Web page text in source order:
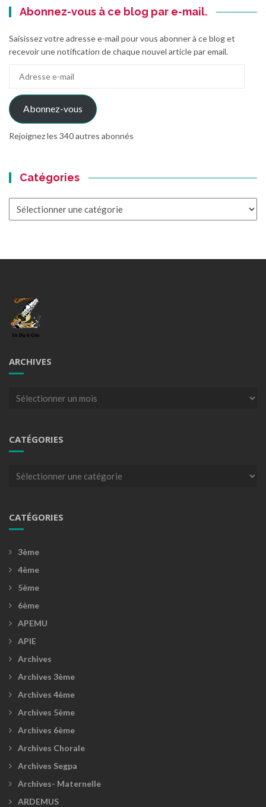
Abonnez-vous à ce blog par e-mail.
Saisissez votre adresse e-mail pour vous abonner à ce blog et
recevoir une notification de chaque nouvel article par email.
mail
Abonnez-vous
Rejoignez les 340 autres abonnés
Catégories
ARCHIVES
Archives
CATÉGORIES
Catégories
CATÉGORIES
3ème
4ème
5ème
6ème
APEMU
APIE
Archives
Archives 3ème
Archives 4ème
Archives 5ème
Archives 6ème
Archives Chorale
Archives Segpa
Archives- Maternelle
ARDEMUS